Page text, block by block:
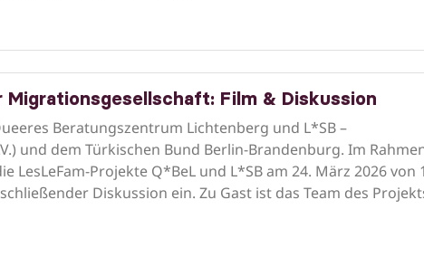
Migrationsgesellschaft: Film & Diskussion
Beratungszentrum Lichtenberg und L*SB –
und dem Türkischen Bund Berlin-Brandenburg. Im
LesLeFam-Projekte Q*BeL und L*SB am 24. März 2026 von
Diskussion ein. Zu Gast ist das Team des